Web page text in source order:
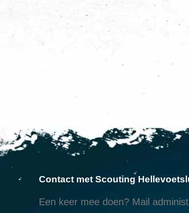
Contact met Scouting
Een keer mee doen? Mail